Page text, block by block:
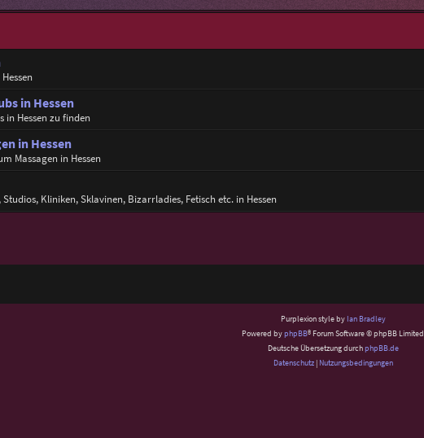
in Hessen
in Hessen zu finden
in Hessen
Massagen in Hessen
Kliniken, Sklavinen, Bizarrladies, Fetisch etc. in Hessen
Purplexion style by Ian Bradley
Powered byphpBB® Forum Software © phpBB Limited
Deutsche Übersetzung durchphpBB.de
Datenschutz| Nutzungsbedingungen